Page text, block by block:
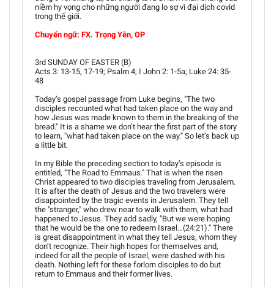
niềm hy vọng cho những người đang lo sợ vì đại dịch covid
trong thế giới.
Chuyển ngữ: FX. Trọng Yên, OP
3rd SUNDAY OF EASTER (B)
Acts 3: 13-15, 17-19; Psalm 4; I John 2: 1-5a; Luke 24: 35-
48
Today’s gospel passage from Luke begins, "The two
disciples recounted what had taken place on the way and
how Jesus was made known to them in the breaking of the
bread." It is a shame we don’t hear the first part of the story
to learn, "what had taken place on the way." So let’s back up
a little bit.
In my Bible the preceding section to today’s episode is
entitled, "The Road to Emmaus." That is when the risen
Christ appeared to two disciples traveling from Jerusalem.
It is after the death of Jesus and the two travelers were
disappointed by the tragic events in Jerusalem. They tell
the "stranger," who drew near to walk with them, what had
happened to Jesus. They add sadly, "But we were hoping
that he would be the one to redeem Israel…(24:21)." There
is great disappointment in what they tell Jesus, whom they
don’t recognize. Their high hopes for themselves and,
indeed for all the people of Israel, were dashed with his
death. Nothing left for these forlorn disciples to do but
return to Emmaus and their former lives.